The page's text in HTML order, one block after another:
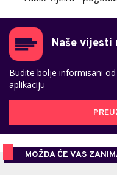
Naše vijesti
Budite bolje informisani
aplikaciju
MOŽDA ĆE VAS